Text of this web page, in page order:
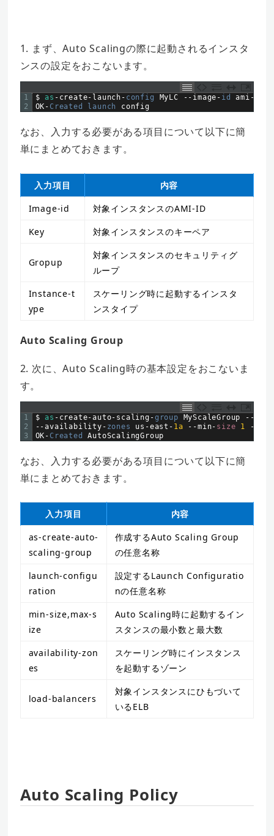
1. まず、Auto Scalingの際に起動されるインスタ
ンスの設定をおこないます。
1
2
$ as - create- launch - config MyLC -- image - id ami -
OK - Created launch config
なお、入力する必要がある項目について以下に簡
単にまとめておきます。
入力項目
内容
Image-id
対象インスタンスのAMI-ID
Key
対象インスタンスのキーペア
Gropup
対象インスタンスのセキュリティグ
ループ
Instance-t
ype
スケーリング時に起動するインスタ
ンスタイプ
Auto Scaling Group
2. 次に、Auto Scaling時の基本設定をおこないま
す。
1
2
3
$ as - create-auto- scaling -group MyScaleGroup --
--availability - zones us -east - 1a --min- size 1 --
OK - Created AutoScalingGroup
なお、入力する必要がある項目について以下に簡
単にまとめておきます。
入力項目
内容
as-create-auto-
scaling-group
作成するAuto Scaling Group
の任意名称
launch-configu
ration
設定するLaunch Configuratio
nの任意名称
min-size,max-s
ize
Auto Scaling時に起動するイン
スタンスの最小数と最大数
availability-zon
es
スケーリング時にインスタンス
を起動するゾーン
load-balancers
対象インスタンスにひもづいて
いるELB
Auto Scaling Policy